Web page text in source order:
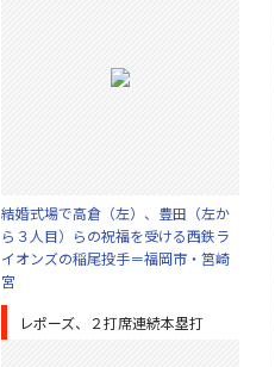
結婚式場で高倉（左）、豊田（左か
ら３人目）らの祝福を受ける西鉄ラ
イオンズの稲尾投手＝福岡市・筥崎
宮
レポーズ、２打席連続本塁打